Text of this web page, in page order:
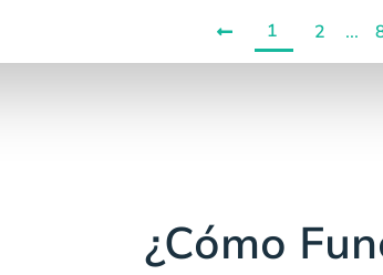
1 2 ...
¿Cómo